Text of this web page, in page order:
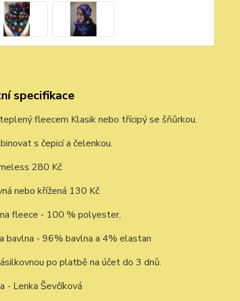
specifikace
fleecem Klasik nebo třícipý se šňůrkou.
s čepicí a čelenkou.
280 Kč
nebo křížená 130 Kč
fleece - 100 % polyester,
bavlna - 96% bavlna a 4% elastan
po platbě na účet do 3 dnů.
- Lenka Ševčíková